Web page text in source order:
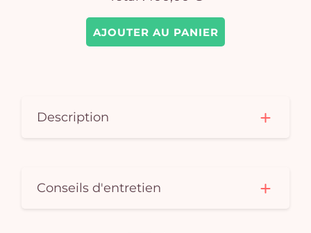
AJOUTER AU PANIER
Description
Conseils d'entretien